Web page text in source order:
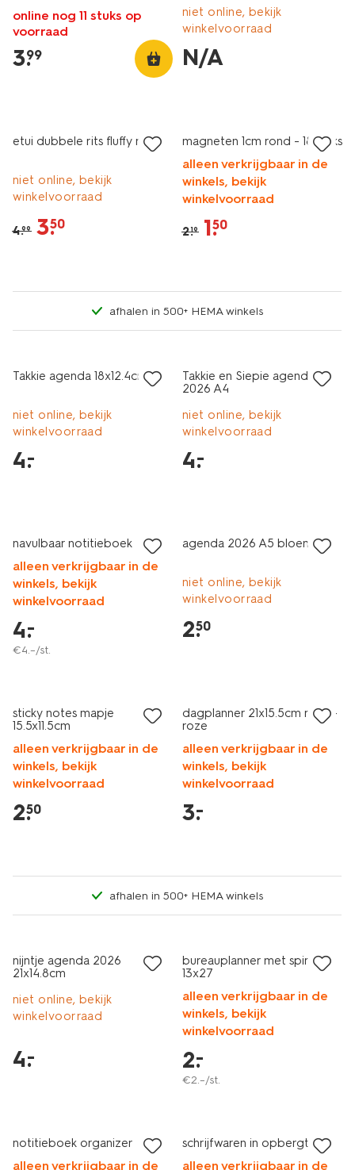
online nog 11 stuks op
voorraad
3.
99
niet online, bekijk
winkelvoorraad
N/A
etui dubbele rits fluffy roze
niet online, bekijk
winkelvoorraad
4.99 3.
50
magneten 1cm rond - 18 stuks
alleen verkrijgbaar in de
winkels, bekijk
winkelvoorraad
2.19 1.
50
afhalen in 500+ HEMA winkels
Takkie agenda 18x12.4cm
niet online, bekijk
winkelvoorraad
4.
–
Takkie en Siepie agenda
2026 A4
niet online, bekijk
winkelvoorraad
4.
–
navulbaar notitieboek
alleen verkrijgbaar in de
winkels, bekijk
winkelvoorraad
4.
–
€4.–/st.
agenda 2026 A5 bloemen
niet online, bekijk
winkelvoorraad
2.
50
sticky notes mapje
15.5x11.5cm
alleen verkrijgbaar in de
winkels, bekijk
winkelvoorraad
2.
50
dagplanner 21x15.5cm rood-
roze
alleen verkrijgbaar in de
winkels, bekijk
winkelvoorraad
3.
–
afhalen in 500+ HEMA winkels
nijntje agenda 2026
21x14.8cm
niet online, bekijk
winkelvoorraad
4.
–
bureauplanner met spiraal
13x27
alleen verkrijgbaar in de
winkels, bekijk
winkelvoorraad
2.
–
€2.–/st.
notitieboek organizer
alleen verkrijgbaar in de
schrijfwaren in opbergtas
alleen verkrijgbaar in de